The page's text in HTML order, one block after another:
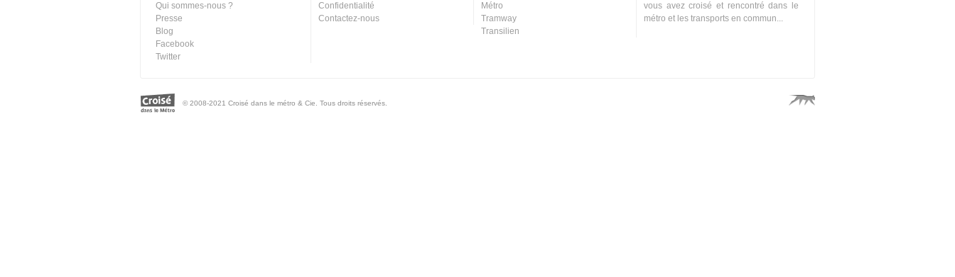
Qui sommes-nous ?
Presse
Blog
Facebook
Twitter
Confidentialité
Contactez-nous
Métro
Tramway
Transilien
vous avez croisé et rencontré dans le
métro et les transports en commun...
© 2008-2021 Croisé dans le métro & Cie. Tous droits réservés.